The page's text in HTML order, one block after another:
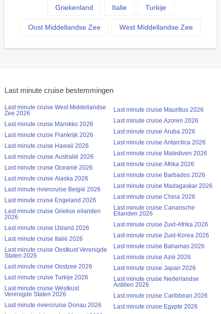
Griekenland Italie Turkije
Oost Middellandse Zee West Middellandse Zee
Last minute cruise bestemmingen
Last minute cruise West Middellandse
Zee 2026
Last minute cruise Marokko 2026
Last minute cruise Frankrijk 2026
Last minute cruise Hawaii 2026
Last minute cruise Australië 2026
Last minute cruise Oceanië 2026
Last minute cruise Alaska 2026
Last minute riviercruise België 2026
Last minute cruise Engeland 2026
Last minute cruise Griekse eilanden
2026
Last minute cruise IJsland 2026
Last minute cruise Italië 2026
Last minute cruise Oostkust Verenigde
Staten 2026
Last minute cruise Oostzee 2026
Last minute cruise Turkije 2026
Last minute cruise Westkust
Verenigde Staten 2026
Last minute riviercruise Donau 2026
Last minute cruise Mauritius 2026
Last minute cruise Azoren 2026
Last minute cruise Aruba 2026
Last minute cruise Antarctica 2026
Last minute cruise Malediven 2026
Last minute cruise Afrika 2026
Last minute cruise Barbados 2026
Last minute cruise Madagaskar 2026
Last minute cruise China 2026
Last minute cruise Canarische
Eilanden 2026
Last minute cruise Zuid-Afrika 2026
Last minute cruise Zuid-Korea 2026
Last minute cruise Bahamas 2026
Last minute cruise Azië 2026
Last minute cruise Japan 2026
Last minute cruise Nederlandse
Antillen 2026
Last minute cruise Caribbean 2026
Last minute cruise Egypte 2026